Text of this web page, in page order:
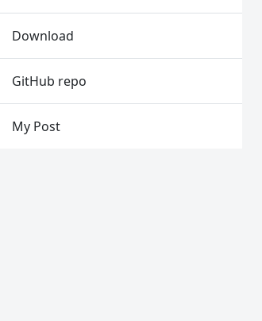
Download
GitHub repo
My Post